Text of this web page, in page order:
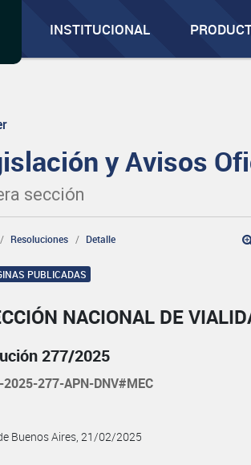
INSTITUCIONAL
y Avisos
sección
Resoluciones Detalle
PUBLICADAS
NACIONAL DE
277/2025
2025-277-APN-DNV#MEC
Buenos Aires, 21/02/2025